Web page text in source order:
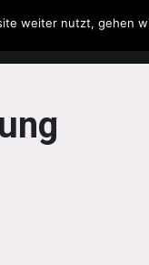
& Serien Musik
weiter nutzt, gehen